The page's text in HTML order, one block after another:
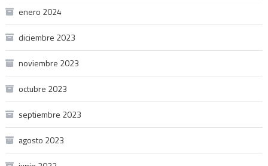
enero 2024
diciembre 2023
noviembre 2023
octubre 2023
septiembre 2023
agosto 2023